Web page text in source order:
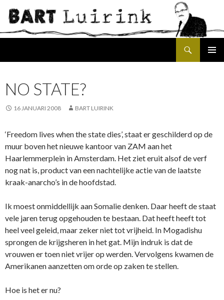
NO STATE?
16 JANUARI 2008 BART LUIRINK
‘Freedom lives when the state dies’, staat er geschilderd op de
muur boven het nieuwe kantoor van ZAM aan het
Haarlemmerplein in Amsterdam. Het ziet eruit alsof de verf
nog nat is, product van een nachtelijke actie van de laatste
kraak-anarcho’s in de hoofdstad.
Ik moest onmiddellijk aan Somalie denken. Daar heeft de staat
vele jaren terug opgehouden te bestaan. Dat heeft heeft tot
heel veel geleid, maar zeker niet tot vrijheid. In Mogadishu
sprongen de krijgsheren in het gat. Mijn indruk is dat de
vrouwen er toen niet vrijer op werden. Vervolgens kwamen de
Amerikanen aanzetten om orde op zaken te stellen.
Hoe is het er nu?